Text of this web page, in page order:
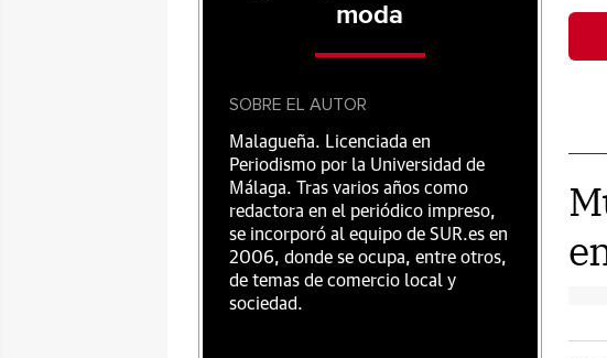
moda
SOBRE EL AUTOR
Malagueña. Licenciada en
Periodismo por la Universidad de
Málaga. Tras varios años como
redactora en el periódico impreso,
se incorporó al equipo de SUR.es en
2006, donde se ocupa, entre otros,
de temas de comercio local y
sociedad.